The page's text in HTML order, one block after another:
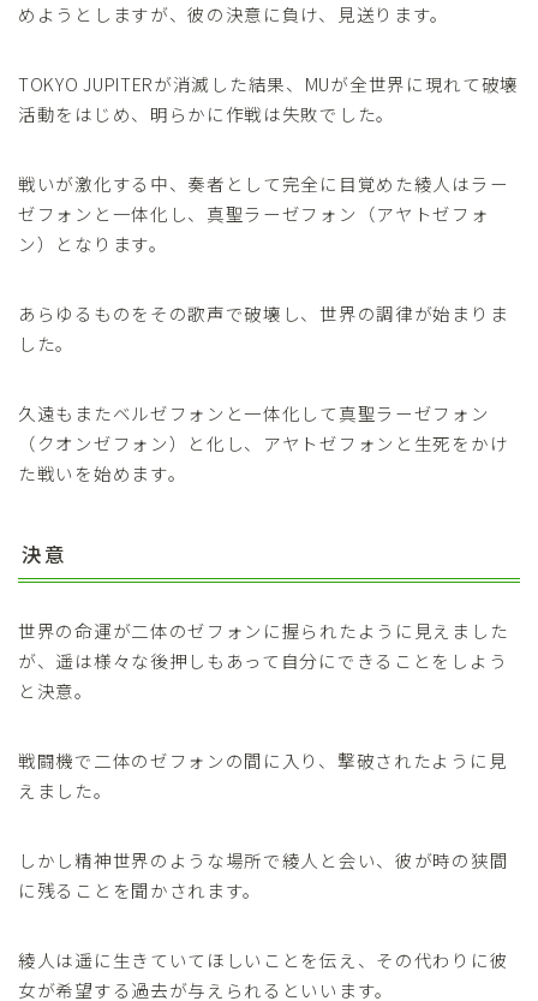
めようとしますが、彼の決意に負け、見送ります。
TOKYO JUPITERが消滅した結果、MUが全世界に現れて破壊
活動をはじめ、明らかに作戦は失敗でした。
戦いが激化する中、奏者として完全に目覚めた綾人はラー
ゼフォンと一体化し、真聖ラーゼフォン（アヤトゼフォ
ン）となります。
あらゆるものをその歌声で破壊し、世界の調律が始まりま
した。
久遠もまたベルゼフォンと一体化して真聖ラーゼフォン
（クオンゼフォン）と化し、アヤトゼフォンと生死をかけ
た戦いを始めます。
決意
世界の命運が二体のゼフォンに握られたように見えました
が、遥は様々な後押しもあって自分にできることをしよう
と決意。
戦闘機で二体のゼフォンの間に入り、撃破されたように見
えました。
しかし精神世界のような場所で綾人と会い、彼が時の狭間
に残ることを聞かされます。
綾人は遥に生きていてほしいことを伝え、その代わりに彼
女が希望する過去が与えられるといいます。